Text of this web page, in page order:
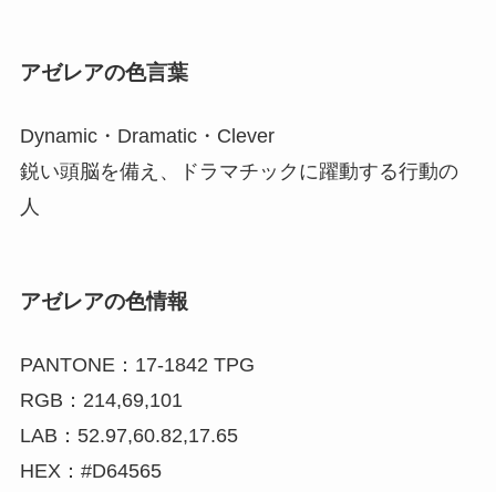
アゼレアの色言葉
Dynamic・Dramatic・Clever
鋭い頭脳を備え、ドラマチックに躍動する行動の
人
アゼレアの色情報
PANTONE：17-1842 TPG
RGB：214,69,101
LAB：52.97,60.82,17.65
HEX：#D64565